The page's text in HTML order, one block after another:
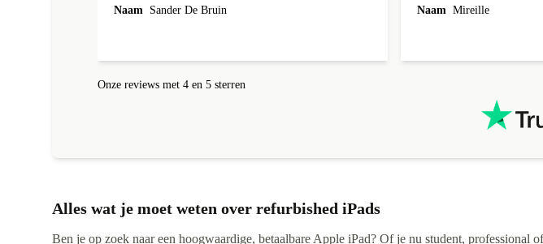
echt. Batterij helemaal in orde en de behuizing had een
onderscheiden van een gloednieuwe uit de verpakking.
Naam Sander De Bruin
Naam Mireille
Onze reviews met 4 en 5 sterren
Alles wat je moet weten over refurbished iPads
Ben je op zoek naar een hoogwaardige, betaalbare Apple iPad? Of je nu student, professional